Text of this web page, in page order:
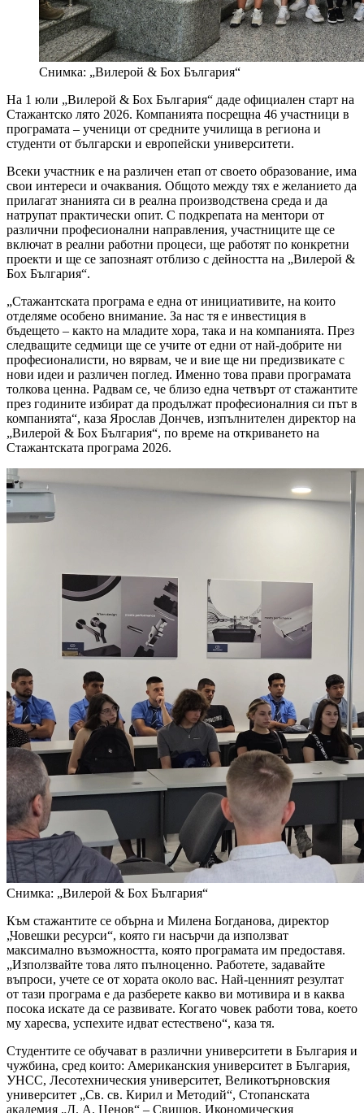
Снимка: „Вилерой & Бох България“
На 1 юли „Вилерой & Бох България“ даде официален старт на
Стажантско лято 2026. Компанията посрещна 46 участници в
програмата – ученици от средните училища в региона и
студенти от български и европейски университети.
Всеки участник е на различен етап от своето образование, има
свои интереси и очаквания. Общото между тях е желанието да
прилагат знанията си в реална производствена среда и да
натрупат практически опит. С подкрепата на ментори от
различни професионални направления, участниците ще се
включат в реални работни процеси, ще работят по конкретни
проекти и ще се запознаят отблизо с дейността на „Вилерой &
Бох България“.
„Стажантската програма е една от инициативите, на които
отделяме особено внимание. За нас тя е инвестиция в
бъдещето – както на младите хора, така и на компанията. През
следващите седмици ще се учите от едни от най-добрите ни
професионалисти, но вярвам, че и вие ще ни предизвикате с
нови идеи и различен поглед. Именно това прави програмата
толкова ценна. Радвам се, че близо една четвърт от стажантите
през годините избират да продължат професионалния си път в
компанията“, каза Ярослав Дончев, изпълнителен директор на
„Вилерой & Бох България“, по време на откриването на
Стажантската програма 2026.
Снимка: „Вилерой & Бох България“
Към стажантите се обърна и Милена Богданова, директор
„Човешки ресурси“, която ги насърчи да използват
максимално възможността, която програмата им предоставя.
„Използвайте това лято пълноценно. Работете, задавайте
въпроси, учете се от хората около вас. Най-ценният резултат
от тази програма е да разберете какво ви мотивира и в каква
посока искате да се развивате. Когато човек работи това, което
му харесва, успехите идват естествено“, каза тя.
Студентите се обучават в различни университети в България и
чужбина, сред които: Американския университет в България,
УНСС, Лесотехническия университет, Великотърновския
университет „Св. св. Кирил и Методий“, Стопанската
академия „Д. А. Ценов“ – Свищов, Икономическия